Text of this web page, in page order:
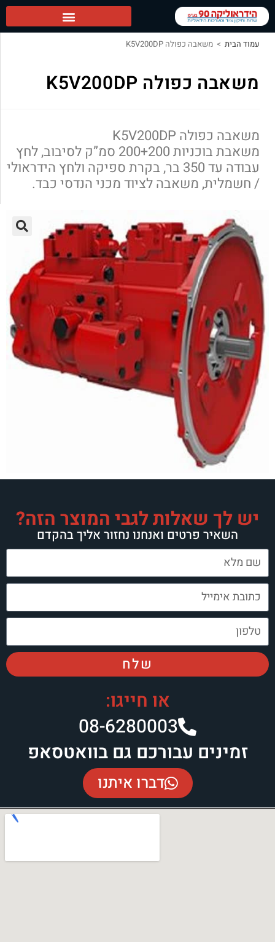
עמוד הבית > משאבה כפולה K5V200DP
משאבה כפולה K5V200DP
משאבה כפולה K5V200DP
משאבת בוכניות 200+200 סמ”ק לסיבוב, לחץ
עבודה עד 350 בר, בקרת ספיקה ולחץ הידראולי
/ חשמלית, משאבה לציוד מכני הנדסי כבד.
יש לך שאלות לגבי המוצר הזה?
השאיר פרטים ואנחנו נחזור אליך בהקדם
שלח
או חייגו:
08-6280003​
זמינים עבורכם גם בוואטסאפ
דברו איתנו